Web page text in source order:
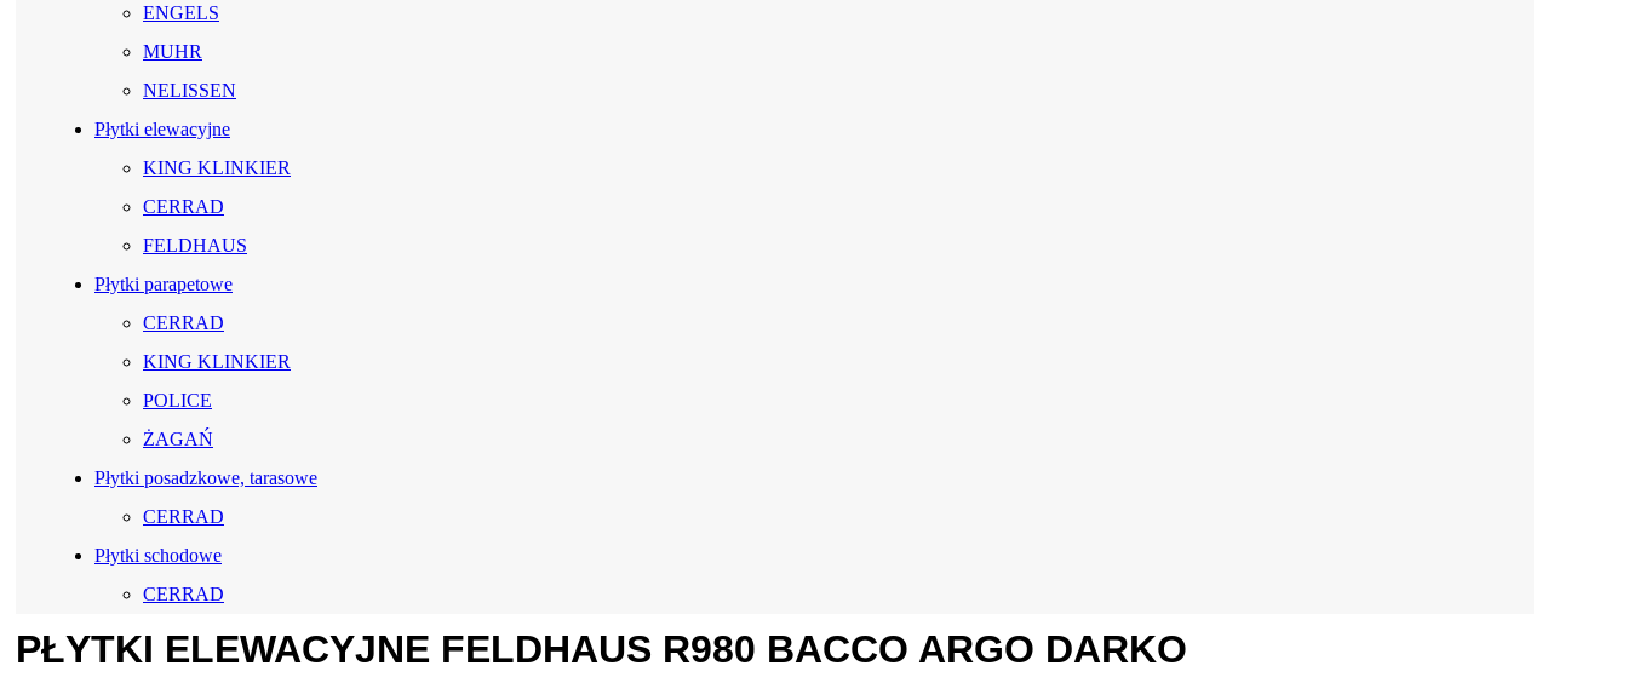
ENGELS
MUHR
NELISSEN
Płytki elewacyjne
KING KLINKIER
CERRAD
FELDHAUS
Płytki parapetowe
CERRAD
KING KLINKIER
POLICE
ŻAGAŃ
Płytki posadzkowe, tarasowe
CERRAD
Płytki schodowe
CERRAD
PŁYTKI ELEWACYJNE FELDHAUS R980 BACCO ARGO DARKO